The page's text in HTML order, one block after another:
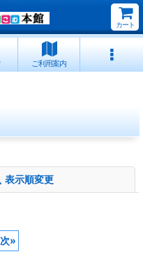
カート
ご利用案内
表示順変更
次»